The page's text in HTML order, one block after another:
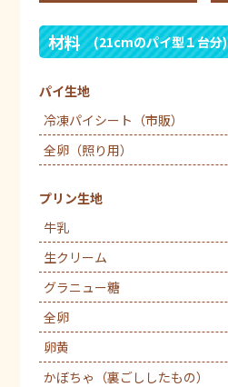
材料 (21cmのパイ型１台分)
パイ生地
冷凍パイシート（市販）
全卵（照り用）
プリン生地
牛乳
生クリーム
グラニュー糖
全卵
卵黄
かぼちゃ（裏ごししたもの）